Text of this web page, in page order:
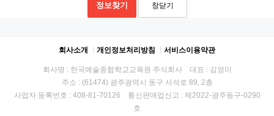
정보찾기 창닫기
회사소개 개인정보처리방침 서비스이용약관
회사명 : 한국예술종합학교교육원 주식회사 대표 : 김영미
주소 : (61474) 광주광역시 동구 서석로 89, 2층
사업자 등록번호 : 408-81-70126 통신판매업신고 : 제2022-광주동구-0290
호